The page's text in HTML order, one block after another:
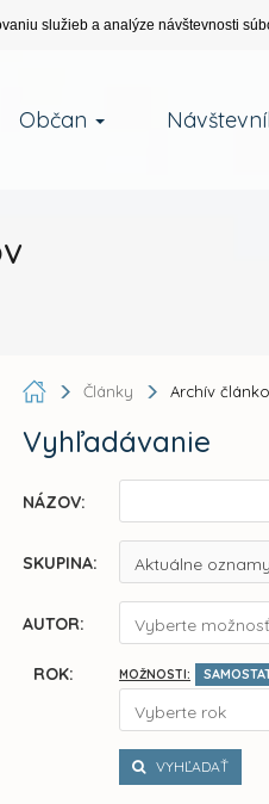
služieb a analýze návštevnosti
Občan
Články Archív
Vyhľadávanie
NÁZOV:
SKUPINA: Aktuálne
AUTOR: Vyberte možnosť
ROK: MOŽNOSTI:
Vyberte rok
VYHĽADAŤ